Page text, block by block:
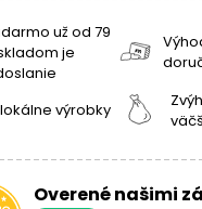
už od 79
je
výrobky
Overené našimi